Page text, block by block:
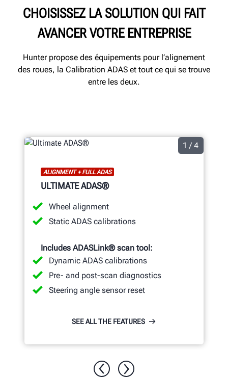
1 / 4
ALIGNMENT + FULL ADAS
ULTIMATE ADAS®
Wheel alignment
Static ADAS calibrations
Includes ADASLink® scan tool:
Dynamic ADAS calibrations
Pre- and post-scan diagnostics
Steering angle sensor reset
SEE ALL THE FEATURES
CHOISISSEZ LA SOLUTION QUI FAIT
AVANCER VOTRE ENTREPRISE
Hunter propose des équipements pour l’alignement
des roues, la Calibration ADAS et tout ce qui se trouve
entre les deux.